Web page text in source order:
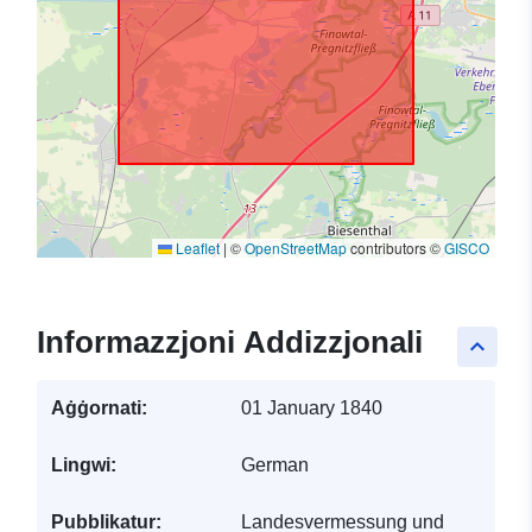
Leaflet | ©OpenStreetMapcontributors ©GISCO
keyboard_arrow_up
Informazzjoni Addizzjonali
Aġġornati: 01 January 1840
Lingwi: German
Pubblikatur:
Landesvermessung und